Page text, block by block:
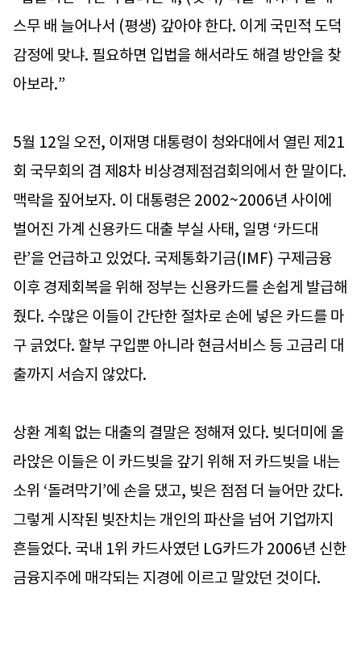
스무 배 늘어나서 (평생) 갚아야 한다. 이게 국민적 도덕
감정에 맞냐. 필요하면 입법을 해서라도 해결 방안을 찾
아보라.”
5월 12일 오전, 이재명 대통령이 청와대에서 열린 제21
회 국무회의 겸 제8차 비상경제점검회의에서 한 말이다.
맥락을 짚어보자. 이 대통령은 2002~2006년 사이에
벌어진 가계 신용카드 대출 부실 사태, 일명 ‘카드대
란’을 언급하고 있었다. 국제통화기금(IMF) 구제금융
이후 경제회복을 위해 정부는 신용카드를 손쉽게 발급해
줬다. 수많은 이들이 간단한 절차로 손에 넣은 카드를 마
구 긁었다. 할부 구입뿐 아니라 현금서비스 등 고금리 대
출까지 서슴지 않았다.
상환 계획 없는 대출의 결말은 정해져 있다. 빚더미에 올
라앉은 이들은 이 카드빚을 갚기 위해 저 카드빚을 내는
소위 ‘돌려막기’에 손을 댔고, 빚은 점점 더 늘어만 갔다.
그렇게 시작된 빚잔치는 개인의 파산을 넘어 기업까지
흔들었다. 국내 1위 카드사였던 LG카드가 2006년 신한
금융지주에 매각되는 지경에 이르고 말았던 것이다.